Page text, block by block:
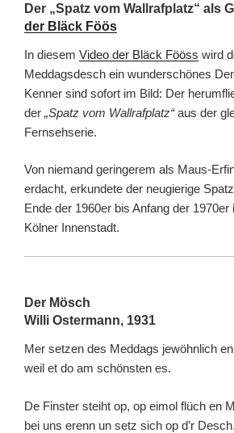
Der „Spatz vom Wallrafplatz“ als
der Bläck Föös
In diesem Video der Bläck Fööss wird
Meddagsdesch ein wunderschönes
Kenner sind sofort im Bild: Der
der „Spatz vom Wallrafplatz“aus der
Fernsehserie.
Von niemand geringerem als Maus-
erdacht, erkundete der neugierige
Ende der 1960er bis Anfang der 1970er
Kölner Innenstadt.
Der Mösch
Willi Ostermann, 1931
Mer setzen des Meddags jewöhnlich en
weil et do am schönsten es.
De Finster steiht op, op eimol flüch en
bei uns erenn un setz sich op d’r Desch.